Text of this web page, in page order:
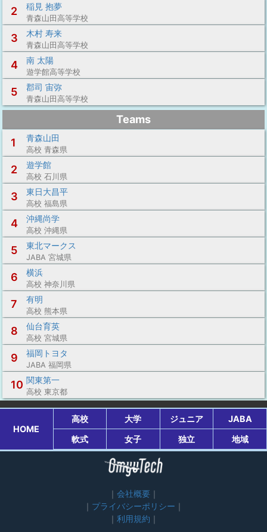
2 稲見 抱夢
青森山田高等学校
3 木村 寿来
青森山田高等学校
4 南 太陽
遊学館高等学校
5 郡司 宙弥
青森山田高等学校
Teams
1
青森山田
高校 青森県
2 遊学館
高校 石川県
3 東日大昌平
高校 福島県
4 沖縄尚学
高校 沖縄県
5 東北マークス
JABA 宮城県
6 横浜
高校 神奈川県
7 有明
高校 熊本県
8 仙台育英
高校 宮城県
9 福岡トヨタ
JABA 福岡県
10 関東第一
高校 東京都
HOME
高校 大学 ジュニア
JABA
軟式
女子 独立 地域
会社概要
プライバシーポリシー
利用規約